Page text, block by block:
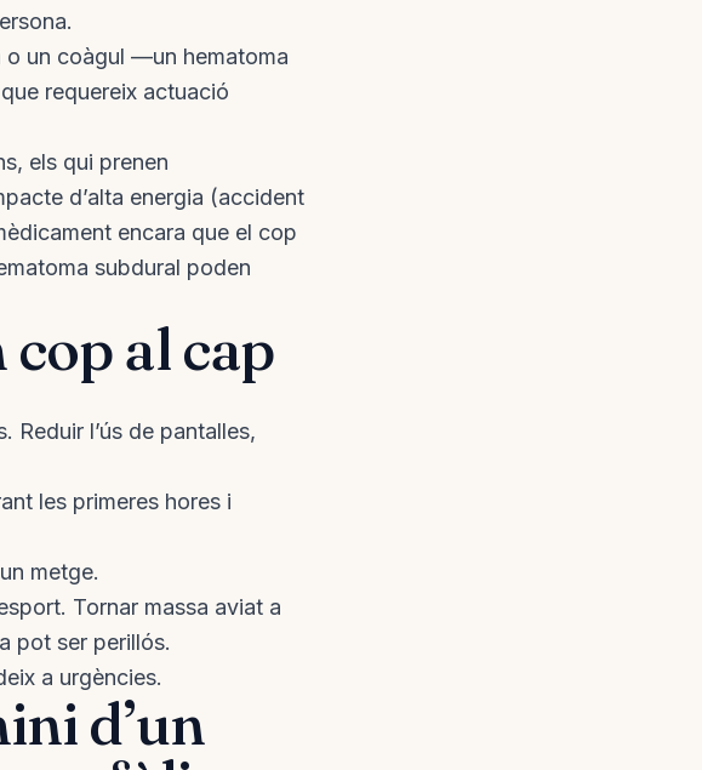
o un coàgul —un hematoma
requereix actuació
els qui prenen
d’alta energia (accident
encara que el cop
subdural poden
cop al cap
Reduir l’ús de pantalles,
les primeres hores i
metge.
Tornar massa aviat a
pot ser perillós.
a urgències.
d’un